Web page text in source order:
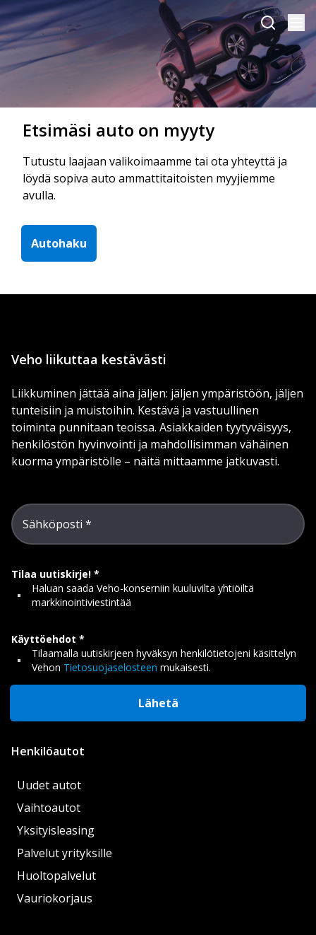
Etsimäsi auto on myyty
Tutustu laajaan valikoimaamme tai ota yhteyttä ja
löydä sopiva auto ammattitaitoisten myyjiemme
avulla.
Autohaku
Veho liikuttaa kestävästi
Liikkuminen jättää aina jäljen: jäljen ympäristöön, jäljen
tunteisiin ja muistoihin. Kestävä ja vastuullinen
toiminta punnitaan teoissa. Asiakkaiden tyytyväisyys,
henkilöstön hyvinvointi ja mahdollisimman vähäinen
kuorma ympäristölle – näitä mittaamme jatkuvasti.
Sähköposti
Tilaa uutiskirje!
Haluan saada Veho-konserniin kuuluvilta yhtiöiltä
markkinointiviestintää
Käyttöehdot
Tilaamalla uutiskirjeen hyväksyn henkilötietojeni käsittelyn
Vehon Tietosuojaselosteen mukaisesti.
Lähetä
Henkilöautot
Uudet autot
Vaihtoautot
Yksityisleasing
Palvelut yrityksille
Huoltopalvelut
Vauriokorjaus